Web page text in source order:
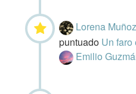
Lorena
puntuado Un
Emilio